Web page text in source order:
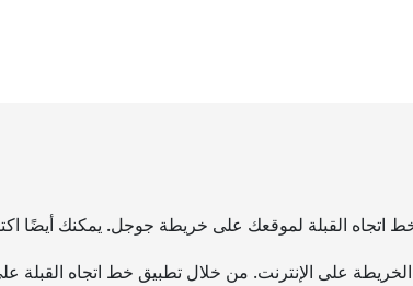
خط اتجاه القبلة لموقعك على خريطة جوجل. يمكنك أيضًا
على الإنترنت. من خلال تطبيق خط اتجاه القبلة